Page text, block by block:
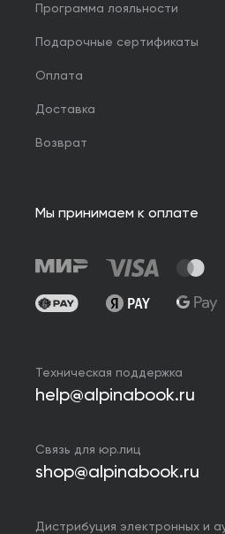
Программа лояльности
Подарочные сертификаты
Оплата
Доставка
Возврат
Мы принимаем к оплате
Техническая поддержка
help@alpinabook.ru
Связь для юр.лиц
shop@alpinabook.ru
Дистрибуция электронных и